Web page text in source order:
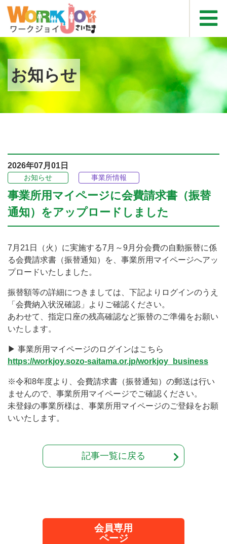
お知らせ
2026年07月01日
お知らせ 事業所情報
事業所用マイページに会費請求書（振替
通知）をアップロードしました
7月21日（火）に実施する7月～9月分会費の自動振替に係
る会費請求書（振替通知）を、事業所用マイページへアッ
プロードいたしました。
振替額等の詳細につきましては、下記よりログインのうえ
「会費納入状況確認」よりご確認ください。
あわせて、指定口座の残高確認など振替のご準備をお願い
いたします。
▶ 事業所用マイページのログインはこちら
https://workjoy.sozo-saitama.or.jp/workjoy_business
※令和8年度より、会費請求書（振替通知）の郵送は行い
ませんので、事業所用マイページでご確認ください。
未登録の事業所様は、事業所用マイページのご登録をお願
いいたします。
記事一覧に戻る
会員専用
ページ